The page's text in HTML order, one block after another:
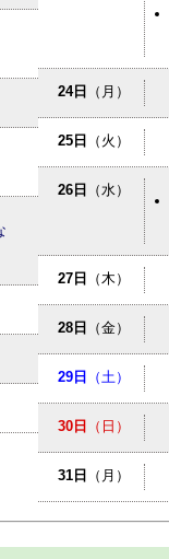
24日 （月）
25日 （火）
26日 （水）
27日 （木）
28日 （金）
29日 （土）
30日 （日）
31日 （月）